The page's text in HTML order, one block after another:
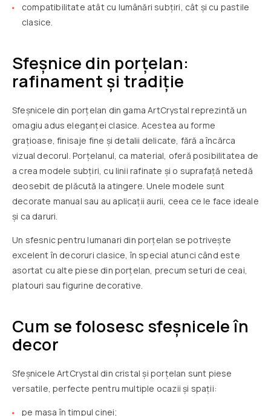
compatibilitate atât cu lumânări subțiri, cât și cu pastile
clasice.
Sfeșnice din porțelan:
rafinament și tradiție
Sfeșnicele din porțelan din gama ArtCrystal reprezintă un
omagiu adus eleganței clasice. Acestea au forme
grațioase, finisaje fine și detalii delicate, fără a încărca
vizual decorul. Porțelanul, ca material, oferă posibilitatea de
a crea modele subțiri, cu linii rafinate și o suprafață netedă
deosebit de plăcută la atingere. Unele modele sunt
decorate manual sau au aplicații aurii, ceea ce le face ideale
și ca daruri.
Un sfesnic pentru lumanari din porțelan se potrivește
excelent în decoruri clasice, în special atunci când este
asortat cu alte piese din porțelan, precum seturi de ceai,
platouri sau figurine decorative.
Cum se folosesc sfeșnicele în
decor
Sfeșnicele ArtCrystal din cristal și porțelan sunt piese
versatile, perfecte pentru multiple ocazii și spații:
pe masa în timpul cinei;